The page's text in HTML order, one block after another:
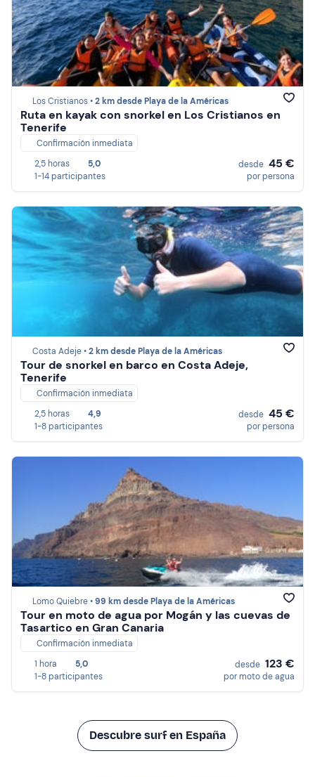
Los Cristianos •2 km desde Playa de la Américas
Ruta en kayak con snorkel en Los Cristianos en
Tenerife
Confirmación inmediata
2,5 horas
5,0
1-14 participantes
desde 45 €
por persona
Costa Adeje •2 km desde Playa de la Américas
Tour de snorkel en barco en Costa Adeje,
Tenerife
Confirmación inmediata
2,5 horas
4,9
1-8 participantes
desde 45 €
por persona
Lomo Quiebre •99 km desde Playa de la Américas
Tour en moto de agua por Mogán y las cuevas de
Tasartico en Gran Canaria
Confirmación inmediata
1 hora
5,0
1-8 participantes
desde 123 €
por moto de agua
Descubre surf en España